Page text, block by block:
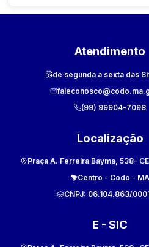
Atendimento
de segunda a sexta das
(99) 99904-7098
Localização
Praça A. Ferreira Bayma, 538-
Centro - Codó - MA
CNPJ: 06.104.863/
E - SIC